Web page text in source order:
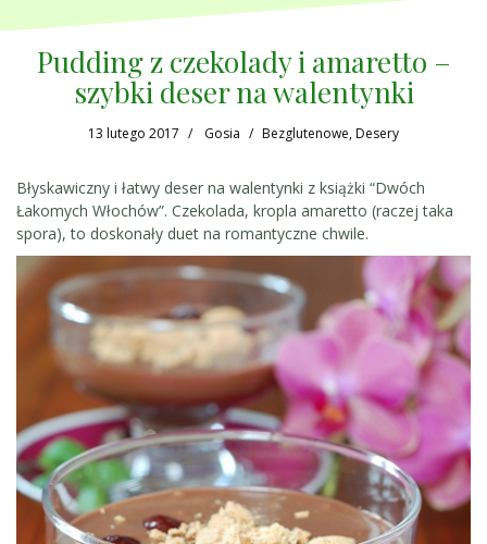
Pudding z czekolady i amaretto –
szybki deser na walentynki
13 lutego 2017 Gosia Bezglutenowe,Desery
Błyskawiczny i łatwy deser na walentynki z książki “Dwóch
Łakomych Włochów”. Czekolada, kropla amaretto (raczej taka
spora), to doskonały duet na romantyczne chwile.